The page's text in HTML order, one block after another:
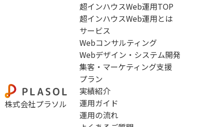
株式会社プラソル
超インハウスWeb運用TOP
超インハウスWeb運用とは
サービス
Webコンサルティング
Webデザイン・システム開発
集客・マーケティング支援
プラン
実績紹介
運用ガイド
運用の流れ